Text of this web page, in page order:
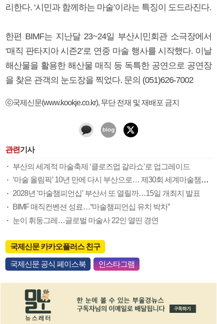
리한다. ‘시민과 함께하는 마술’이라는 특징이 도드라진다.
한편 BIMF는 지난달 23~24일 부산시민회관 소극장에서
‘매직 판타지아 시즌2’로 연중 마술 행사를 시작했다. 이날
해산물을 활용한 해산물 매직 등 독특한 공연으로 공연장
을 찾은 관객의 눈도장을 찍었다. 문의 (051)626-7002
ⓒ국제신문(www.kookje.co.kr), 무단 전재 및 재배포 금지
관련기사
부산의 세계적 마술축제 ‘클로즈업 갈라쇼’로 업그레이드
‘마술 올림픽’ 10년 만에 다시 부산으로… 제30회 세계마술챔피언십 부산 개최 확정
2028년 ‘마술챔피언십’ 부산서 또 열릴까…15일 개최지 발표
BIMF 매직컨벤션 성료…“마술챔피언십 유치 박차”
눈이 휘둥그레…글로벌 마술사 22인 열띤 경연
국제신문 카카오플러스 친구
국제신문 공식 페이스북 인스타그램